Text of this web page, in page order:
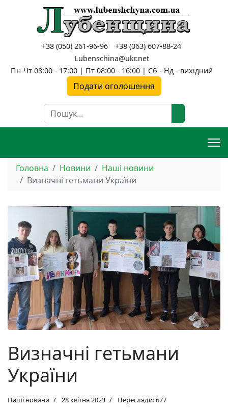
+38 (050) 261-96-96
+38 (063) 607-88-24
Lubenschina@ukr.net
Пн-Чт 08:00 - 17:00 | Пт 08:00 - 16:00 | Сб - Нд - вихідний
Подати оголошення
Пошук
Головна Новини
Наші новини
Визначні гетьмани України
Визначні гетьмани
України
Наші новини 28 квітня 2023 Перегляди: 677